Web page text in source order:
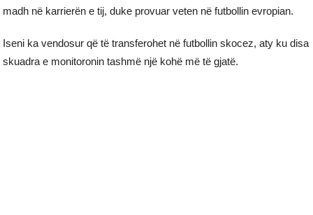
madh në karrierën e tij, duke provuar veten në futbollin evropian.
Iseni ka vendosur që të transferohet në futbollin skocez, aty ku disa
skuadra e monitoronin tashmë një kohë më të gjatë.